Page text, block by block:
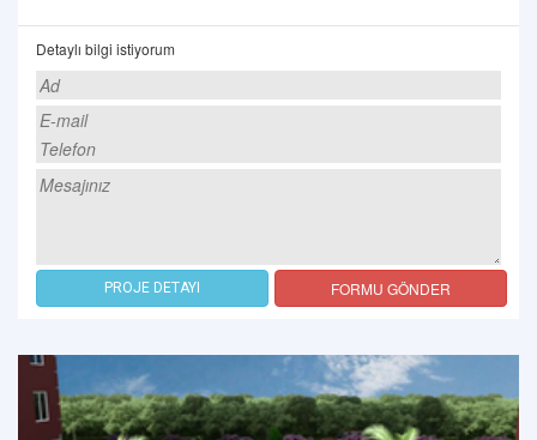
Detaylı bilgi istiyorum
PROJE DETAYI FORMU GÖNDER